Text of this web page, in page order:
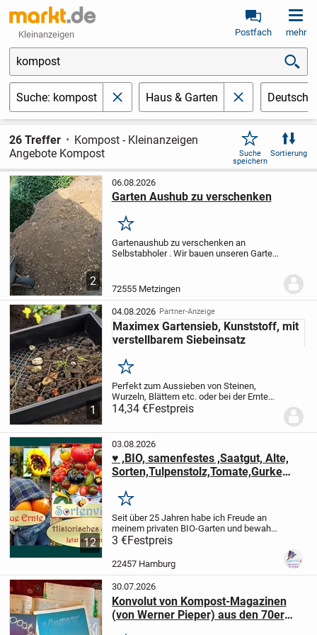
Kleinanzeigen Postfach mehr
kompost
Suche: kompost schließenHaus & Garten schließen
26 Treffer
Kompost - Kleinanzeigen
Angebote Kompost
Suche
speichern
Sortierung
2
06.08.2026
Garten Aushub zu verschenken
Merken
Gartenaushub zu verschenken an
Selbstabholer . Wir bauen unseren Garten
Fragen gerne melden
72555 Metzingen
1
04.08.2026 Partner-Anzeige
Maximex Gartensieb, Kunststoff, mit
verstellbarem Siebeinsatz
Merken
Perfekt zum Aussieben von Steinen,
Wurzeln, Blättern etc. oder bei der Ernte
von Kartoffeln und anderen
Gemüsesorten. Auch das Filtern von
Mit extragroßer Siebfläche (31 x 25 cm).
Aus robustem Kunststoff (PP). Absolut
rostfrei und leicht zu reinigen.
14,34 €Festpreis
12
03.08.2026
♥ ,BIO, samenfestes ,Saatgut, Alte,
Sorten,Tulpenstolz,Tomate,Gurke
reift,groß,Samen,Bienenweiden,Kräut
er,Zucchini,Nektar,Sonnenblumen,Sal
bei,
Merken
Seit über 25 Jahren habe ich Freude an
meinem privaten BIO-Garten und bewahre
„Alte Schätzchen“. ♥ Nur Liebe und
. .. HINWEIS: - Mein Saatgut ist
fachgerecht geerntet und getrocknet - von
Hand sortiert für eine hohe Keimquote
und - sehr begrenzt verfügbar und nicht
zur Vermarktung bestimmt, deshalb nur
Abgabe an Hobbygärtner !
3 €Festpreis
22457 Hamburg
30.07.2026
Konvolut von Kompost-Magazinen
(von Werner Pieper) aus den 70er